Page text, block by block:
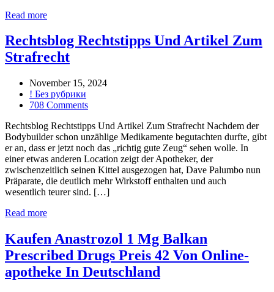
Read more
Rechtsblog Rechtstipps Und Artikel Zum
Strafrecht
November 15, 2024
! Без рубрики
708 Comments
Rechtsblog Rechtstipps Und Artikel Zum Strafrecht Nachdem der
Bodybuilder schon unzählige Medikamente begutachten durfte, gibt
er an, dass er jetzt noch das „richtig gute Zeug“ sehen wolle. In
einer etwas anderen Location zeigt der Apotheker, der
zwischenzeitlich seinen Kittel ausgezogen hat, Dave Palumbo nun
Präparate, die deutlich mehr Wirkstoff enthalten und auch
wesentlich teurer sind. […]
Read more
Kaufen Anastrozol 1 Mg Balkan
Prescribed Drugs Preis 42 Von Online-
apotheke In Deutschland